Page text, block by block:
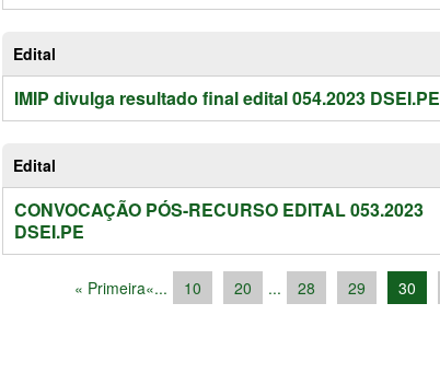
Edital
IMIP divulga resultado final edital 054.2023 DSEI.PE
Edital
CONVOCAÇÃO PÓS-RECURSO EDITAL 053.2023
DSEI.PE
« Primeira«... 10 20 ... 28 29 30